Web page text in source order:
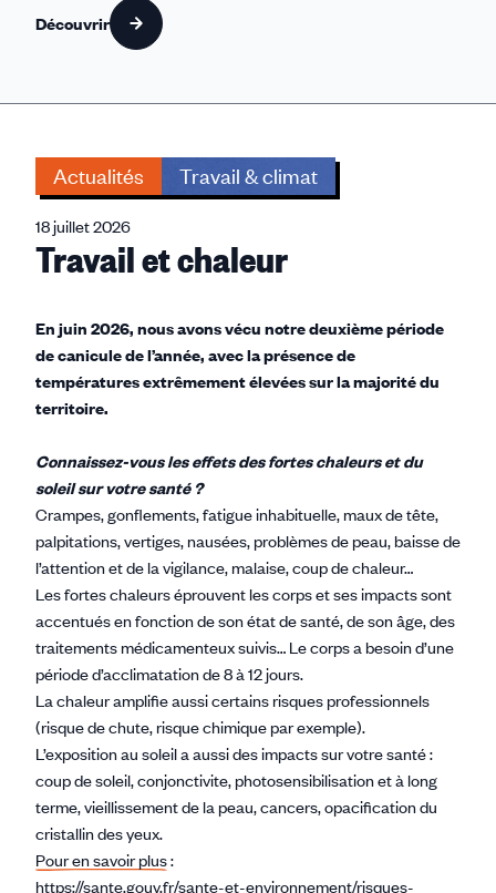
Découvrir
Actualités Travail & climat
18 juillet 2026
Travail et chaleur
En juin 2026, nous avons vécu notre deuxième période
de canicule de l’année, avec la présence de
températures extrêmement élevées sur la majorité du
territoire.
Connaissez-vous les effets des fortes chaleurs et du
soleil sur votre santé ?
Crampes, gonflements, fatigue inhabituelle, maux de tête,
palpitations, vertiges, nausées, problèmes de peau, baisse de
l’attention et de la vigilance, malaise, coup de chaleur…
Les fortes chaleurs éprouvent les corps et ses impacts sont
accentués en fonction de son état de santé, de son âge, des
traitements médicamenteux suivis… Le corps a besoin d’une
période d’acclimatation de 8 à 12 jours.
La chaleur amplifie aussi certains risques professionnels
(risque de chute, risque chimique par exemple).
L’exposition au soleil a aussi des impacts sur votre santé :
coup de soleil, conjonctivite, photosensibilisation et à long
terme, vieillissement de la peau, cancers, opacification du
cristallin des yeux.
Pour en savoir plus:
https://sante.gouv.fr/sante-et-environnement/risques-